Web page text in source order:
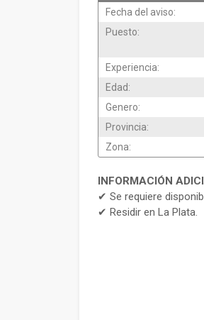
Fecha del aviso:
Puesto:
Experiencia:
Edad:
Genero:
Provincia:
Zona:
INFORMACIÓN
✔ Se requiere
✔ Residir en La Plata.